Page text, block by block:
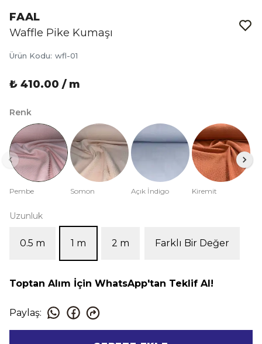
FAAL
Waffle Pike Kumaşı
Ürün Kodu: wfl-01
₺ 410.00 / m
Renk
Pembe Somon Açık İndigo Kiremit
Uzunluk
0.5 m 1 m 2 m Farklı Bir Değer
Toptan Alım İçin WhatsApp'tan Teklif Al!
Paylaş: